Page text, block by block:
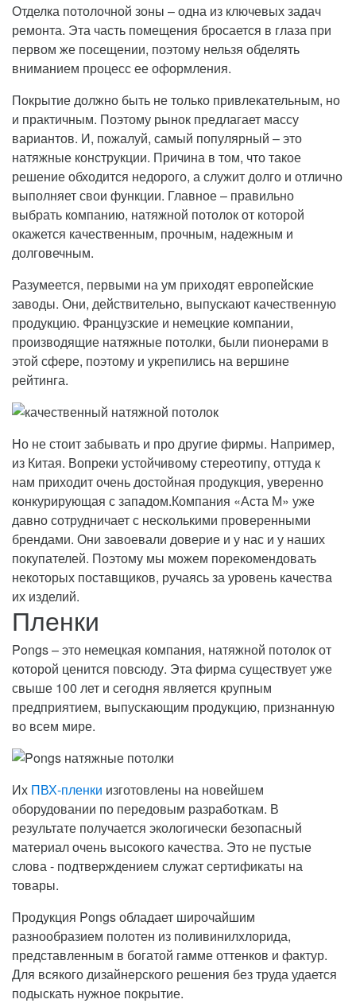
Отделка потолочной зоны – одна из ключевых задач
ремонта. Эта часть помещения бросается в глаза при
первом же посещении, поэтому нельзя обделять
вниманием процесс ее оформления.
Покрытие должно быть не только привлекательным, но
и практичным. Поэтому рынок предлагает массу
вариантов. И, пожалуй, самый популярный – это
натяжные конструкции. Причина в том, что такое
решение обходится недорого, а служит долго и отлично
выполняет свои функции. Главное – правильно
выбрать компанию, натяжной потолок от которой
окажется качественным, прочным, надежным и
долговечным.
Разумеется, первыми на ум приходят европейские
заводы. Они, действительно, выпускают качественную
продукцию. Французские и немецкие компании,
производящие натяжные потолки, были пионерами в
этой сфере, поэтому и укрепились на вершине
рейтинга.
Но не стоит забывать и про другие фирмы. Например,
из Китая. Вопреки устойчивому стереотипу, оттуда к
нам приходит очень достойная продукция, уверенно
конкурирующая с западом.Компания «Аста М» уже
давно сотрудничает с несколькими проверенными
брендами. Они завоевали доверие и у нас и у наших
покупателей. Поэтому мы можем порекомендовать
некоторых поставщиков, ручаясь за уровень качества
их изделий.
Пленки
Pongs – это немецкая компания, натяжной потолок от
которой ценится повсюду. Эта фирма существует уже
свыше 100 лет и сегодня является крупным
предприятием, выпускающим продукцию, признанную
во всем мире.
Их ПВХ-пленки изготовлены на новейшем
оборудовании по передовым разработкам. В
результате получается экологически безопасный
материал очень высокого качества. Это не пустые
слова - подтверждением служат сертификаты на
товары.
Продукция Pongs обладает широчайшим
разнообразием полотен из поливинилхлорида,
представленным в богатой гамме оттенков и фактур.
Для всякого дизайнерского решения без труда удается
подыскать нужное покрытие.